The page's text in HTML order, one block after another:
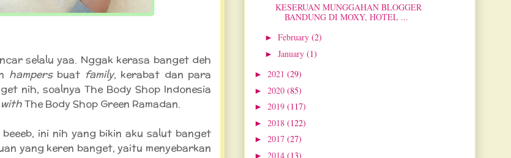
selalu yaa. Nggak kerasa banget deh
hampers buat family, kerabat dan para
nih, soalnya The Body Shop Indonesia
The Body Shop Green Ramadan.
ini nih yang bikin aku salut banget
yang keren banget, yaitu menyebarkan
KESERUAN MUNGGAHAN BLOGGER
BANDUNG DI MOXY, HOTEL ...
► February (2)
► January (1)
► 2021 (29)
► 2020 (85)
► 2019 (117)
► 2018 (122)
► 2017 (27)
► 2014 (13)